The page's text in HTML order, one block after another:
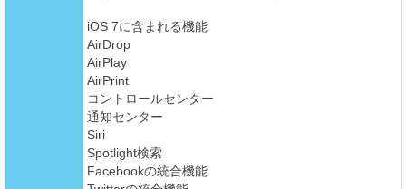
iOS 7に含まれる機能
AirDrop
AirPlay
AirPrint
コントロールセンター
通知センター
Siri
Spotlight検索
Facebookの統合機能